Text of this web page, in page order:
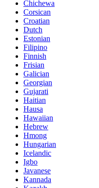
Chichewa
Corsican
Croatian
Dutch
Estonian
Filipino
Finnish
Frisian
Galician
Georgian
Gujarati
Haitian
Hausa
Hawaiian
Hebrew
Hmong
Hungarian
Icelandic
Igbo
Javanese
Kannada